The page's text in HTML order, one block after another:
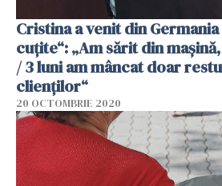
Cristina a venit din Germania
cuțite“: „Am sărit din
/ 3 luni am mâncat doar
clienților“
20 OCTOMBRIE 2020